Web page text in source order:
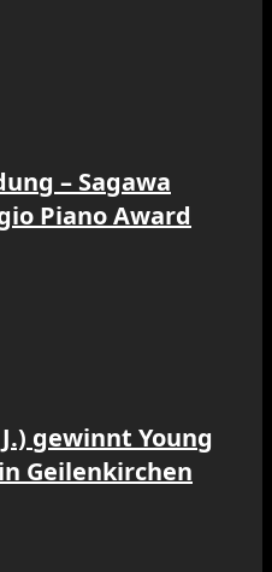
– Sagawa
Piano Award
gewinnt Young
Geilenkirchen